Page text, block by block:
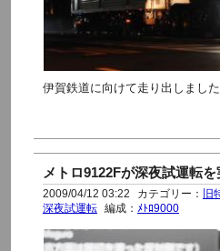
伊賀鉄道に向けて走り出しまし
メトロ9122Fが深夜試運転を
2009/04/12 03:22 カテゴリー： 旧
深夜試運転
編成： ﾒﾄﾛ9000